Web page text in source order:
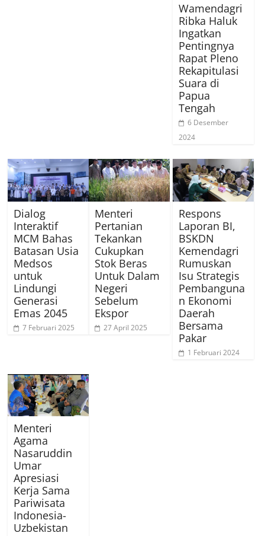
Wamendagri
Ribka Haluk
Ingatkan
Pentingnya
Rapat Pleno
Rekapitulasi
Suara di
Papua
Tengah
6 Desember
2024
Dialog
Interaktif
MCM Bahas
Batasan Usia
Medsos
untuk
Lindungi
Generasi
Emas 2045
7 Februari 2025
Menteri
Pertanian
Tekankan
Cukupkan
Stok Beras
Untuk Dalam
Negeri
Sebelum
Ekspor
27 April 2025
Respons
Laporan BI,
BSKDN
Kemendagri
Rumuskan
Isu Strategis
Pembanguna
n Ekonomi
Daerah
Bersama
Pakar
1 Februari 2024
Menteri
Agama
Nasaruddin
Umar
Apresiasi
Kerja Sama
Pariwisata
Indonesia-
Uzbekistan